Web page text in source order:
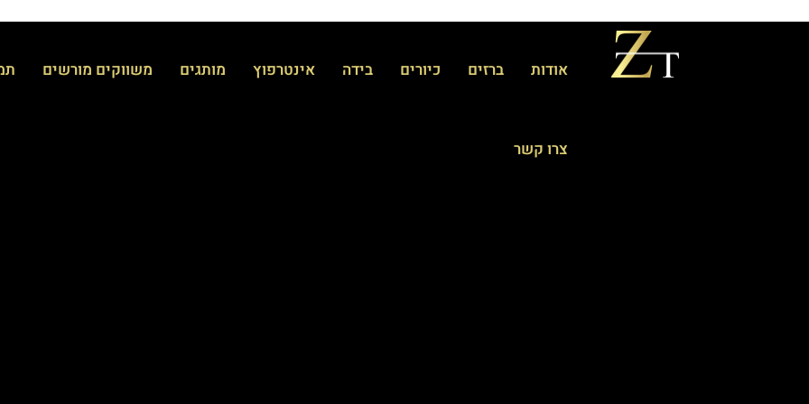
אודות ברזים כיורים בידה אינטרפוץ מותגים משווקים מורשים
צרו קשר